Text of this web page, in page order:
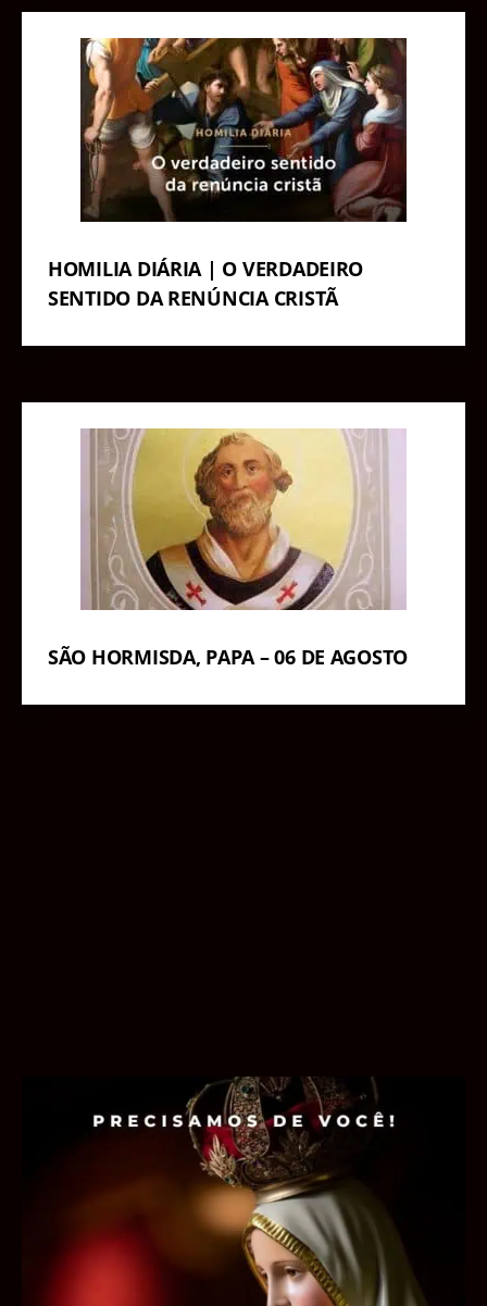
HOMILIA DIÁRIA | O VERDADEIRO
SENTIDO DA RENÚNCIA CRISTÃ
SÃO HORMISDA, PAPA – 06 DE AGOSTO